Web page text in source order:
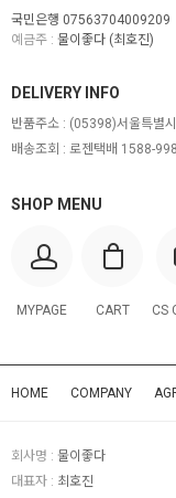
국민은행 07563704009209
예금주 : 물이좋다 (최호진)
SHOP MENU
MYPAGE CART CS
DELIVERY INFO
반품주소 : (05398)서울특별
배송조회 : 로젠택배 1588-
HOME COMPANY
회사명 : 물이좋다
대표자 : 최호진